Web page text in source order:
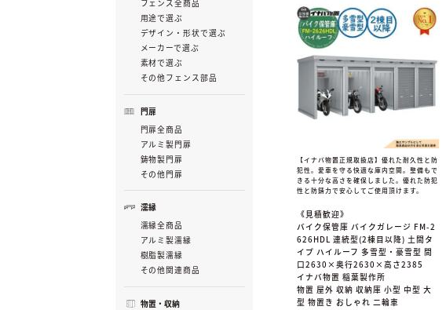
【イナバ物置正規取扱店】優れた耐久性と防
犯性。愛車を守る快適な庫内空間。整備もで
きる十分な高さを確保しました。優れた防犯
性と防錆力で安心してご使用頂けます。
《見積歓迎》
バイク保管庫 バイクガレージ FM-2
626HDL 連続型(2棟目以降) 土間タ
イプ ハイルーフ 多雪型・豪雪型 間
口2630×奥行2630×高さ2385
イナバ物置 稲葉製作所
物置 屋外 収納 収納庫 小型 中型 大
型 物置き おしゃれ 二輪車
フェンス全商品
用途で選ぶ
デザイン・形状で選ぶ
メーカーで選ぶ
素材で選ぶ
その他フェンス部品
門扉
門扉全商品
アルミ製門扉
鋳物製門扉
その他門扉
濡縁
濡縁全商品
アルミ製濡縁
樹脂製濡縁
その他関連商品
物置・収納